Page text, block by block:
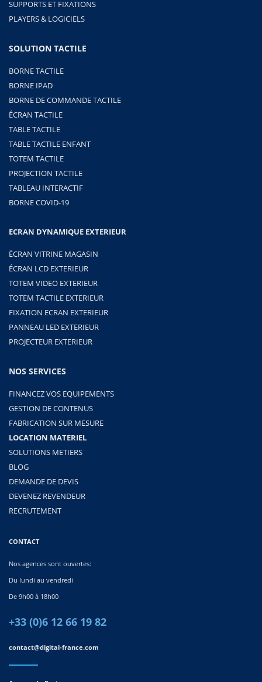
SUPPORTS ET FIXATIONS
PLAYERS & LOGICIELS
SOLUTION TACTILE
BORNE TACTILE
BORNE IPAD
BORNE DE COMMANDE TACTILE
ÉCRAN TACTILE
TABLE TACTILE
TABLE TACTILE ENFANT
TOTEM TACTILE
PROJECTION TACTILE
TABLEAU INTERACTIF
BORNE COVID-19
ECRAN DYNAMIQUE EXTERIEUR
ÉCRAN VITRINE MAGASIN
ÉCRAN LCD EXTERIEUR
TOTEM VIDEO EXTERIEUR
TOTEM TACTILE EXTERIEUR
FIXATION ECRAN EXTERIEUR
PANNEAU LED EXTERIEUR
PROJECTEUR EXTERIEUR
NOS SERVICES
FINANCEZ VOS EQUIPEMENTS
GESTION DE CONTENUS
FABRICATION SUR MESURE
LOCATION MATERIEL
SOLUTIONS METIERS
BLOG
DEMANDE DE DEVIS
DEVENEZ REVENDEUR
RECRUTEMENT
CONTACT
Nos agences sont ouvertes:
Du lundi au vendredi
De 9h00 à 18h00
+33 (0)6 12 66 19 82
contact@digital-france.com